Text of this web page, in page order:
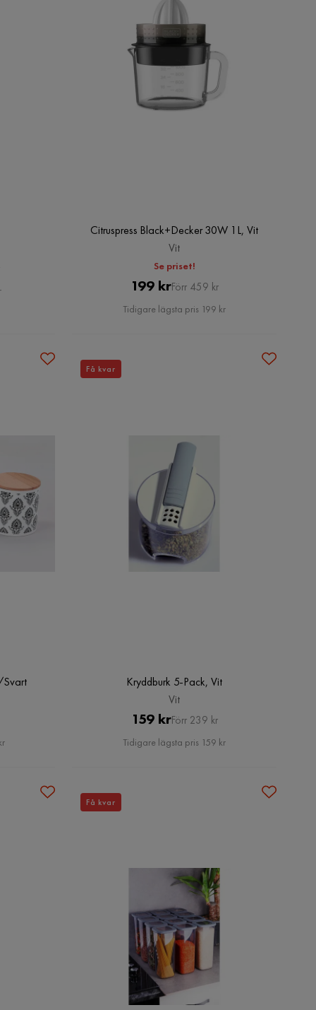
Citruspress Black+Decker 30W 1L, Vit
Vit
Se priset!
Pris
199 krOriginal
Pris
Förr 459 kr
Tidigare lägsta pris 199 kr
Svart
Kryddburk 5-Pack, Vit
Vit
Pris
159 krOriginal
Pris
Förr 239 kr
Tidigare lägsta pris 159 kr
Få kvar
Få kvar